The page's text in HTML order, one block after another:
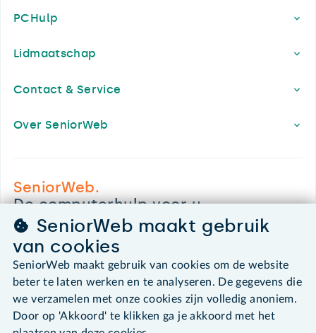
PCHulp
Lidmaatschap
Contact & Service
Over SeniorWeb
SeniorWeb.
De computerhulp voor u.
030 - 276 99 65
leden@seniorweb.nl
©2026 SeniorWeb
SeniorWeb maakt gebruik
van cookies
SeniorWeb maakt gebruik van cookies om de website
beter te laten werken en te analyseren. De gegevens die
we verzamelen met onze cookies zijn volledig anoniem.
Door op 'Akkoord' te klikken ga je akkoord met het